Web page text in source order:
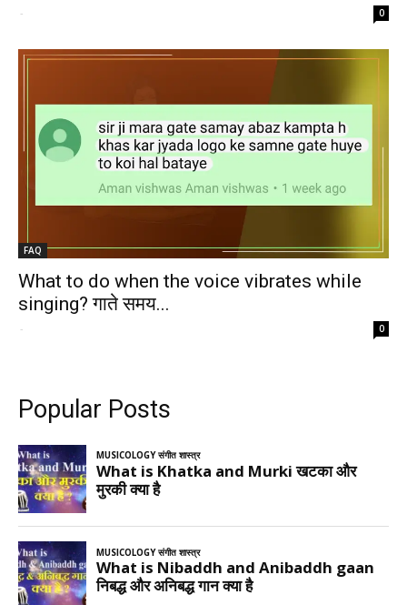
- 0
FAQ
What to do when the voice vibrates while
singing? गाते समय...
- 0
Popular Posts